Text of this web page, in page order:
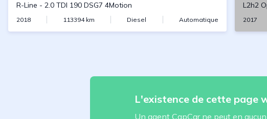
R-Line - 2.0 TDI 190 DSG7 4Motion
2018 113394km Diesel Automatique
L2h2
2017
L'existence de cette page
Un agent CapCar ne peut en